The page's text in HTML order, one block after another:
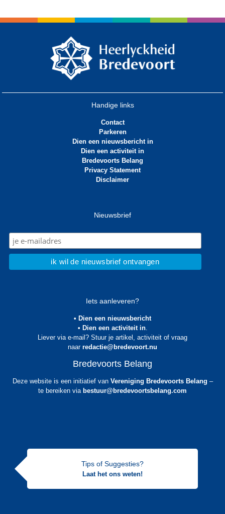
Handige links
Contact
Parkeren
Dien een nieuwsbericht in
Dien een activiteit in
Bredevoorts Belang
Privacy Statement
Disclaimer
Nieuwsbrief
Iets aanleveren?
• Dien een nieuwsbericht
• Dien een activiteit in.
Liever via e-mail? Stuur je artikel, activiteit of vraag
naar redactie@bredevoort.nu
Bredevoorts Belang
Deze website is een initiatief van Vereniging Bredevoorts Belang –
te bereiken via bestuur@bredevoortsbelang.com
Tips of Suggesties?
Laat het ons weten!